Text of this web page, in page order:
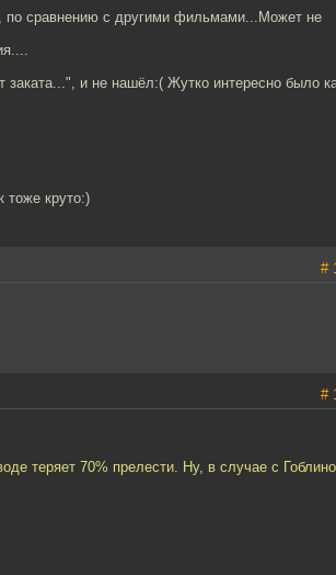
по сравнению с другими фильмами...Может не
заката...", и не нашёл:( Жутко интересно было
круто:)
#
#
теряет 70% прелести. Ну, в случае с